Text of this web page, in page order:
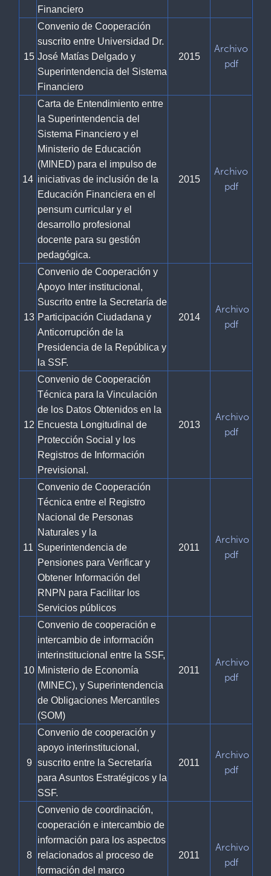
Financiero
15
Convenio de Cooperación
suscrito entre Universidad Dr.
José Matías Delgado y
Superintendencia del Sistema
Financiero
2015
Archivo
pdf
14
Carta de Entendimiento entre
la Superintendencia del
Sistema Financiero y el
Ministerio de Educación
(MINED) para el impulso de
iniciativas de inclusión de la
Educación Financiera en el
pensum curricular y el
desarrollo profesional
docente para su gestión
pedagógica.
2015
Archivo
pdf
13
Convenio de Cooperación y
Apoyo Inter institucional,
Suscrito entre la Secretaría de
Participación Ciudadana y
Anticorrupción de la
Presidencia de la República y
la SSF.
2014
Archivo
pdf
12
Convenio de Cooperación
Técnica para la Vinculación
de los Datos Obtenidos en la
Encuesta Longitudinal de
Protección Social y los
Registros de Información
Previsional.
2013
Archivo
pdf
11
Convenio de Cooperación
Técnica entre el Registro
Nacional de Personas
Naturales y la
Superintendencia de
Pensiones para Verificar y
Obtener Información del
RNPN para Facilitar los
Servicios públicos
2011
Archivo
pdf
10
Convenio de cooperación e
intercambio de información
interinstitucional entre la SSF,
Ministerio de Economía
(MINEC), y Superintendencia
de Obligaciones Mercantiles
(SOM)
2011
Archivo
pdf
9
Convenio de cooperación y
apoyo interinstitucional,
suscrito entre la Secretaría
para Asuntos Estratégicos y la
SSF.
2011
Archivo
pdf
8
Convenio de coordinación,
cooperación e intercambio de
información para los aspectos
relacionados al proceso de
formación del marco
2011
Archivo
pdf